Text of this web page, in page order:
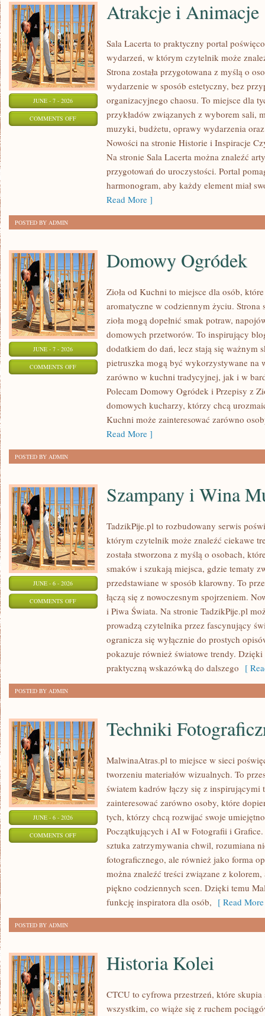
JUNE - 7 - 2026
COMMENTS OFFON
Atrakcje i Animacje
Sala Lacerta to praktyczny portal
wydarzeń, w którym czytelnik może
Strona została przygotowana z myślą o
wydarzenie w sposób estetyczny, bez
organizacyjnego chaosu. To miejsce dla
przykładów związanych z wyborem sali,
muzyki, budżetu, oprawy wydarzenia
Nowości na stronie Historie i Inspiracje
Na stronie Sala Lacerta można znaleźć
przygotowań do uroczystości. Portal
harmonogram, aby każdy element miał
Read More ]
POSTED BY ADMIN
JUNE - 7 - 2026
COMMENTS OFFON
Domowy Ogródek
Zioła od Kuchni to miejsce dla osób,
aromatyczne w codziennym życiu. Strona
zioła mogą dopełnić smak potraw,
domowych przetworów. To inspirujący
dodatkiem do dań, lecz stają się ważnym
pietruszka mogą być wykorzystywane na
zarówno w kuchni tradycyjnej, jak i w
Polecam Domowy Ogródek i Przepisy z
domowych kucharzy, którzy chcą
Kuchni może zainteresować zarówno
Read More ]
POSTED BY ADMIN
JUNE - 6 - 2026
COMMENTS OFFON
SZAMPANY
Szampany i Wina
TadzikPije.pl to rozbudowany serwis
którym czytelnik może znaleźć ciekawe
została stworzona z myślą o osobach,
smaków i szukają miejsca, gdzie tematy
przedstawiane w sposób klarowny. To
łączą się z nowoczesnym spojrzeniem.
i Piwa Świata. Na stronie TadzikPije.pl
prowadzą czytelnika przez fascynujący
ogranicza się wyłącznie do prostych
pokazuje również światowe trendy.
praktyczną wskazówką do dalszego [
POSTED BY ADMIN
JUNE - 6 - 2026
COMMENTS OFFON
FOTOGRAFICZNE
Techniki
MalwinaAtras.pl to miejsce w sieci
tworzeniu materiałów wizualnych. To
światem kadrów łączy się z inspirującymi
zainteresować zarówno osoby, które
tych, którzy chcą rozwijać swoje
Początkujących i AI w Fotografii i
sztuka zatrzymywania chwil, rozumiana
fotograficznego, ale również jako forma
można znaleźć treści związane z
piękno codziennych scen. Dzięki temu
funkcję inspiratora dla osób, [ Read
POSTED BY ADMIN
Historia Kolei
CTCU to cyfrowa przestrzeń, które skupia
wszystkim, co wiąże się z ruchem